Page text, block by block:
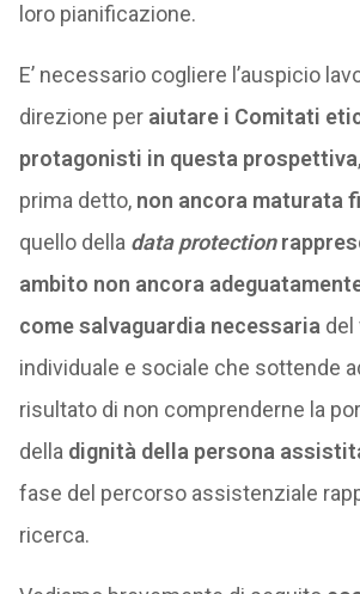
loro pianificazione.
E’ necessario cogliere l’auspicio
direzione per aiutare i Comitati
protagonisti in questa prospettiva
prima detto, non ancora maturata
quello della data protection
ambito non ancora
come salvaguardia necessaria del
individuale e sociale che sottende
risultato di non comprenderne la
della dignità della persona
fase del percorso assistenziale
ricerca.